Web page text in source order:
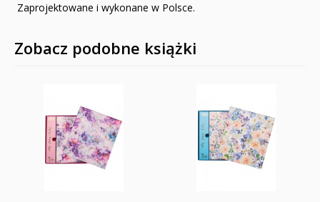
Zaprojektowane i wykonane w Polsce.
Zobacz podobne książki